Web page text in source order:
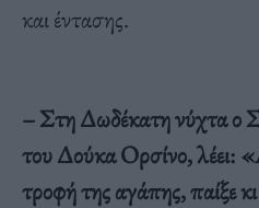
και έντασης.
– Στη Δωδέκατη νύχτα ο
του Δούκα Ορσίνο, λέει:
τροφή της αγάπης, παίξε